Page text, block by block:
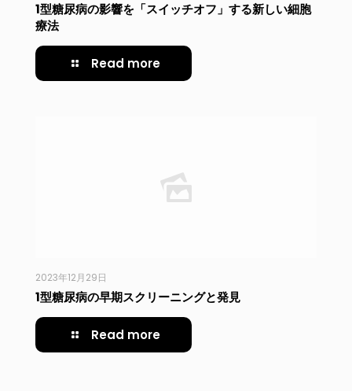
1型糖尿病の影響を「スイッチオフ」する新しい細胞
療法
Read more
2023年12月29日
1型糖尿病の早期スクリーニングと発見
Read more